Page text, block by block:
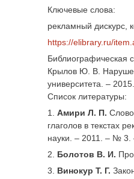
Ключевые слова:
рекламный дискурс,
https://elibrary.ru/
Библиографическая
Крылов Ю. В.
университета. –
Список литературы:
1. Амири Л. П.
глаголов в текстах
науки. – 2011. – № 3.
2. Болотов В. И.
3. Винокур Т. Г.